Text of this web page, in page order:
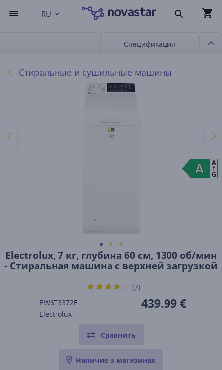
RU
Спецификация
Стиральные и сушильные машины
Electrolux, 7 кг, глубина 60 см, 1300 об/мин
- Стиральная машина с верхней загрузкой
EW6T3372E
Electrolux
439.99 €
(7)
Сравнить
Наличие в магазинах
A
A
A
G